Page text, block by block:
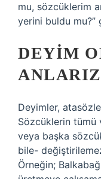
mu, sözcüklerim
yerini buldu
DEYIM
Deyimler,
Sözcüklerin tümü
veya başka
bile-
Örneğin;